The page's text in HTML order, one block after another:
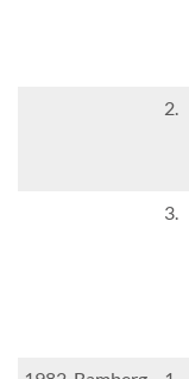
2.
3.